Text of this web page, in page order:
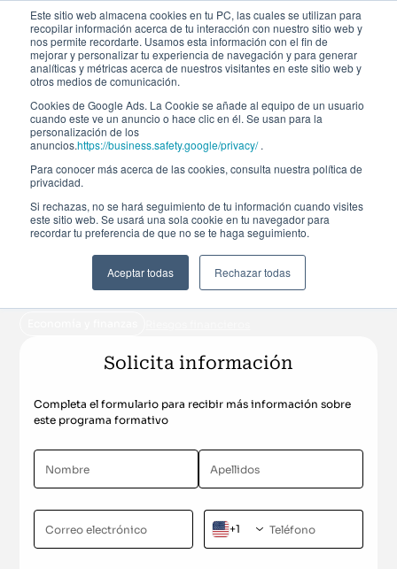
Este sitio web almacena cookies en tu PC, las cuales se utilizan para
recopilar información acerca de tu interacción con nuestro sitio web y
nos permite recordarte. Usamos esta información con el fin de
mejorar y personalizar tu experiencia de navegación y para generar
analíticas y métricas acerca de nuestros visitantes en este sitio web y
otros medios de comunicación.
Cookies de Google Ads. La Cookie se añade al equipo de un usuario
cuando este ve un anuncio o hace clic en él. Se usan para la
personalización de los
anuncios.https://business.safety.google/privacy/.
Para conocer más acerca de las cookies, consulta nuestra política de
privacidad.
Si rechazas, no se hará seguimiento de tu información cuando visites
este sitio web. Se usará una sola cookie en tu navegador para
recordar tu preferencia de que no se te haga seguimiento.
Aceptar todas Rechazar todas
Máster Executive
Máster Executive en
Gestión de Riesgos
Matrícula abierta
Del 9 de abril de 2027 al 22 de enero de 2028
Solicita información
Completa el formulario para recibir más información sobre
este programa formativo
+1